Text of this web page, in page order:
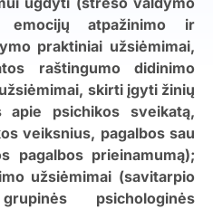
emocijų atpažinimo ir
praktiniai užsiėmimai,
raštingumo didinimo
skirti įgyti žinių
psichikos sveikatą,
veiksnius, pagalbos sau
pagalbos prieinamumą);
užsiėmimai (savitarpio
psichologinės